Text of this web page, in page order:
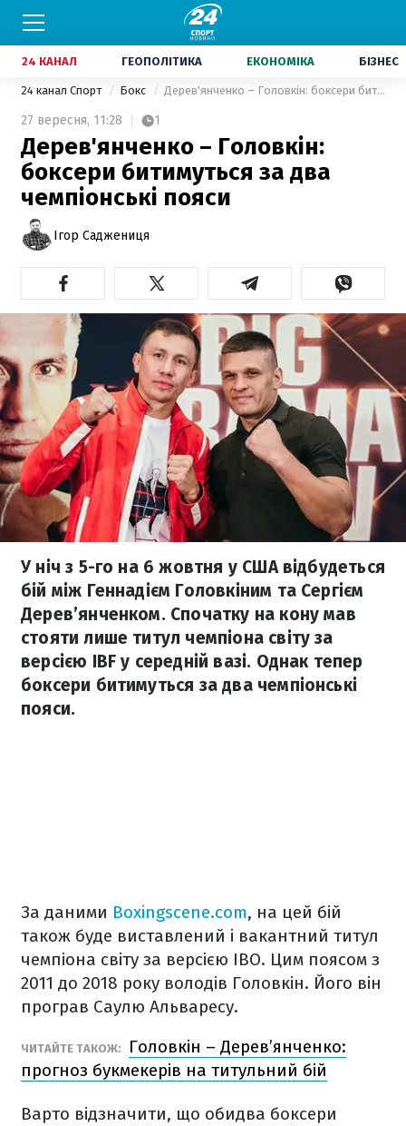
24 КАНАЛ ГЕОПОЛІТИКА ЕКОНОМІКА БІЗНЕС
24 канал Спорт Бокс Дерев'янченко – Головкін: боксери битимуться за два чемпіонські пояси
27 вересня, 11:28 1
Дерев'янченко – Головкін:
боксери битимуться за два
чемпіонські пояси
Ігор Саджениця
У ніч з 5-го на 6 жовтня у США відбудеться
бій між Геннадієм Головкіним та Сергієм
Дерев’янченком. Спочатку на кону мав
стояти лише титул чемпіона світу за
версією IBF у середній вазі. Однак тепер
боксери битимуться за два чемпіонські
пояси.
За даними Boxingscene.com, на цей бій
також буде виставлений і вакантний титул
чемпіона світу за версією IBO. Цим поясом з
2011 до 2018 року володів Головкін. Його він
програв Саулю Альваресу.
ЧИТАЙТЕ ТАКОЖ:
Головкін – Дерев’янченко:
прогноз букмекерів на титульний бій
Варто відзначити, що обидва боксери